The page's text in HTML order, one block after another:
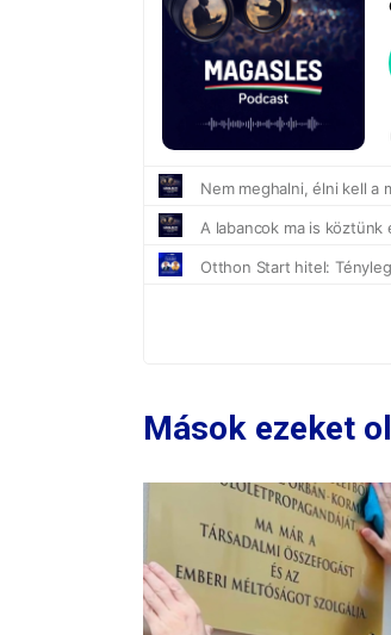
Mások ezeket